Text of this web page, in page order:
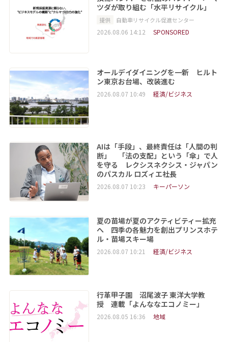
ツダが取り組む「水平リサイクル」
提供 自動車リサイクル促進センター
2026.08.06 14:12 SPONSORED
オールデイダイニングを一新 ヒルト
ン東京お台場、改装進む
2026.08.07 10:49 経済/ビジネス
AIは「手段」、最終責任は「人間の判
断」 「法の支配」という「傘」で人
を守る レクシスネクシス・ジャパン
のパスカル ロズィエ社長
2026.08.07 10:23 キーパーソン
夏の苗場が夏のアクティビティー拡充
へ 四季の各魅力を創出プリンスホテ
ル・苗場スキー場
2026.08.07 10:21 経済/ビジネス
行革甲子園 沼尾波子 東洋大学教
授 連載「よんななエコノミー」
2026.08.05 16:36 地域